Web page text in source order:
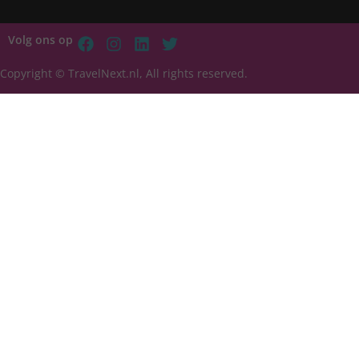
Volg ons op
Copyright © TravelNext.nl, All rights reserved.